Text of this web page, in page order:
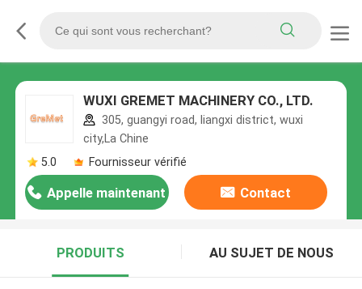
WUXI GREMET MACHINERY CO., LTD.
305, guangyi road, liangxi district, wuxi
city,La Chine
5.0
Fournisseur vérifié
Appelle maintenant Contact
PRODUITS AU SUJET DE NOUS